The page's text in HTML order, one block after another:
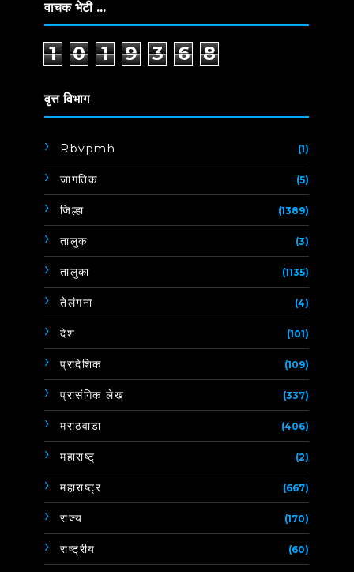
वाचक भेटी ...
1 0 1 9 3 6 8
वृत्त विभाग
Rbvpmh (1)
जागतिक (5)
जिल्हा (1389)
तालुक (3)
तालुका (1135)
तेलंगना (4)
देश (101)
प्रादेशिक (109)
प्रासंगिक लेख (337)
मराठवाडा (406)
महाराष्ट् (2)
महाराष्ट्र (667)
राज्य (170)
राष्ट्रीय (60)